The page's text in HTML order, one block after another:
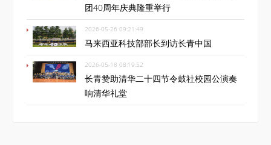
团40周年庆典隆重举行
2026-05-26 09:21:49
马来西亚科技部部长到访长青中国
2026-05-18 08:19:52
长青赞助清华二十四节令鼓社校园公演奏
响清华礼堂